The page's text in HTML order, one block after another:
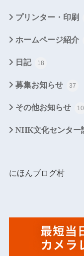
プリンター・印刷
ホームページ紹介
日記 18
募集お知らせ 37
その他お知らせ 10
NHK文化センター
にほんブログ村